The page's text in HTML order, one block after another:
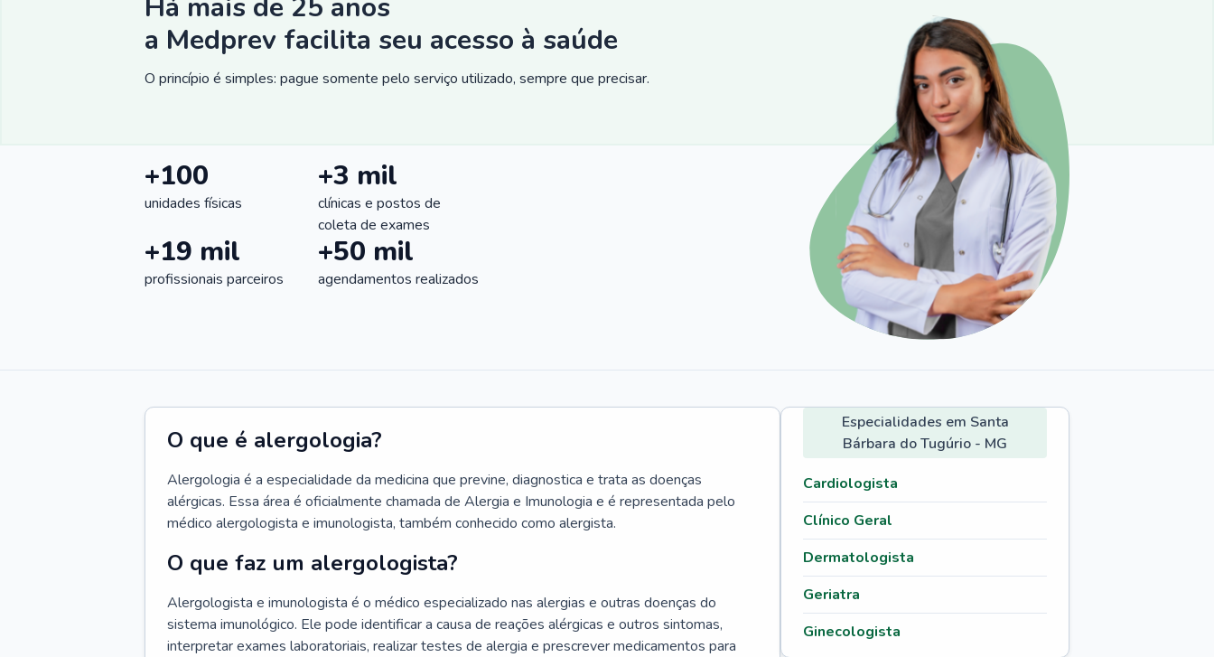
Há mais de 25 anos
a Medprev facilita seu acesso à saúde
O princípio é simples: pague somente pelo serviço utilizado, sempre que precisar.
+100
unidades físicas
+3 mil
clínicas e postos de
coleta de exames
+19 mil
profissionais parceiros
+50 mil
agendamentos realizados
O que é alergologia?
Alergologia é a especialidade da medicina que previne, diagnostica e trata as doenças
alérgicas. Essa área é oficialmente chamada de Alergia e Imunologia e é representada pelo
médico alergologista e imunologista, também conhecido como alergista.
O que faz um alergologista?
Alergologista e imunologista é o médico especializado nas alergias e outras doenças do
sistema imunológico. Ele pode identificar a causa de reações alérgicas e outros sintomas,
interpretar exames laboratoriais, realizar testes de alergia e prescrever medicamentos para
Especialidades em Santa
Bárbara do Tugúrio - MG
Cardiologista
Clínico Geral
Dermatologista
Geriatra
Ginecologista